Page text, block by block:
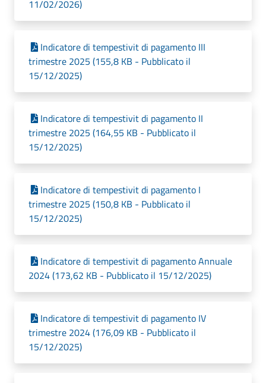
11/02/2026)
Indicatore di tempestivit di pagamento III
trimestre 2025 (155,8 KB - Pubblicato il
15/12/2025)
Indicatore di tempestivit di pagamento II
trimestre 2025 (164,55 KB - Pubblicato il
15/12/2025)
Indicatore di tempestivit di pagamento I
trimestre 2025 (150,8 KB - Pubblicato il
15/12/2025)
Indicatore di tempestivit di pagamento Annuale
2024 (173,62 KB - Pubblicato il 15/12/2025)
Indicatore di tempestivit di pagamento IV
trimestre 2024 (176,09 KB - Pubblicato il
15/12/2025)